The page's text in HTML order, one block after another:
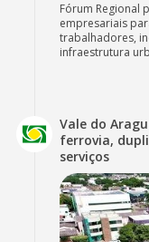
Fórum Regional
empresariais
trabalhadores,
infraestrutura
Vale do
ferrovia,
serviços